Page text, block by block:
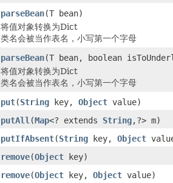
parseBean(T bean)
将值对象转换为Dict
类名会被当作表名，小写第一个字母
parseBean(T bean, boolean
将值对象转换为Dict
类名会被当作表名，小写第一个字母
put(String key, Object value)
putAll (Map<? extends String,?> m)
putIfAbsent(String key, Object
remove(Object key)
remove(Object key, Object value)